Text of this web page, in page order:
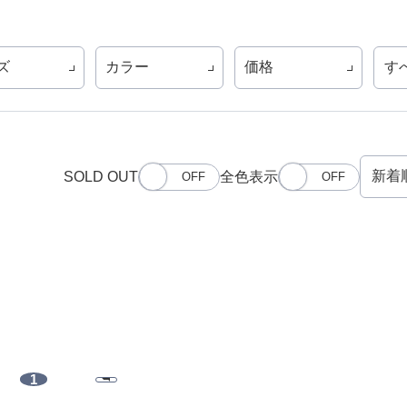
カラー 価格 す
SOLD OUT 全色表示
1